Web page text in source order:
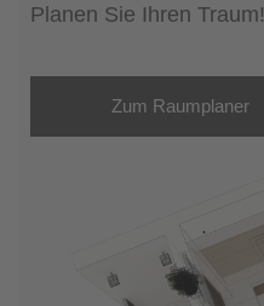
Planen Sie Ihren Traum!
Zum Raumplaner